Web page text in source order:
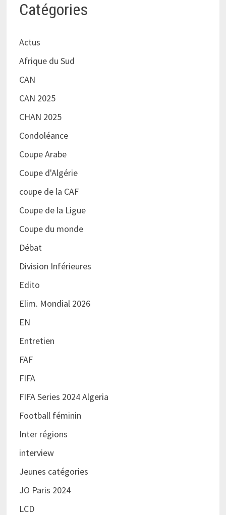
Catégories
Actus
Afrique du Sud
CAN
CAN 2025
CHAN 2025
Condoléance
Coupe Arabe
Coupe d'Algérie
coupe de la CAF
Coupe de la Ligue
Coupe du monde
Débat
Division Inférieures
Edito
Elim. Mondial 2026
EN
Entretien
FAF
FIFA
FIFA Series 2024 Algeria
Football féminin
Inter régions
interview
Jeunes catégories
JO Paris 2024
LCD